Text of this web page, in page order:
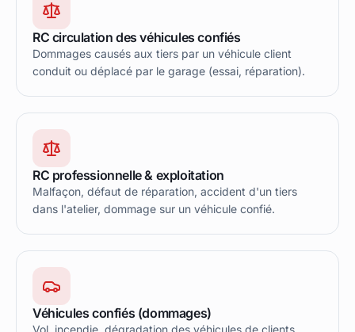
RC circulation des véhicules confiés
Dommages causés aux tiers par un véhicule client
conduit ou déplacé par le garage (essai, réparation).
RC professionnelle & exploitation
Malfaçon, défaut de réparation, accident d'un tiers
dans l'atelier, dommage sur un véhicule confié.
Véhicules confiés (dommages)